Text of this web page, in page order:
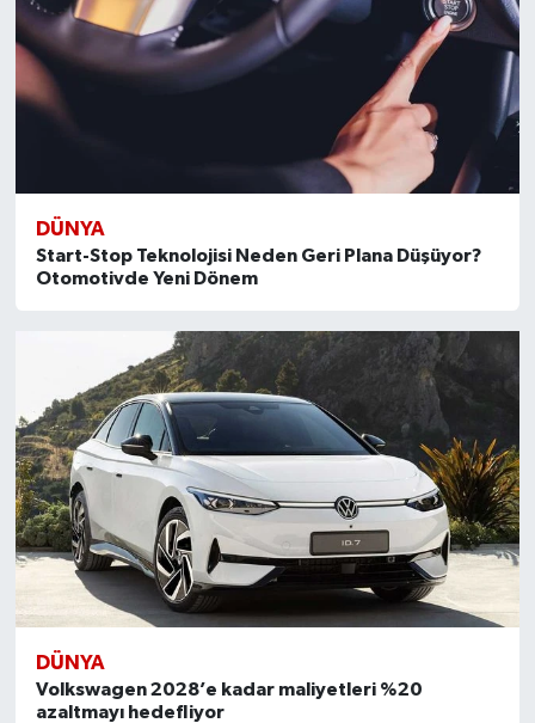
DÜNYA
Start-Stop Teknolojisi Neden Geri Plana Düşüyor?
Otomotivde Yeni Dönem
DÜNYA
Volkswagen 2028’e kadar maliyetleri %20
azaltmayı hedefliyor